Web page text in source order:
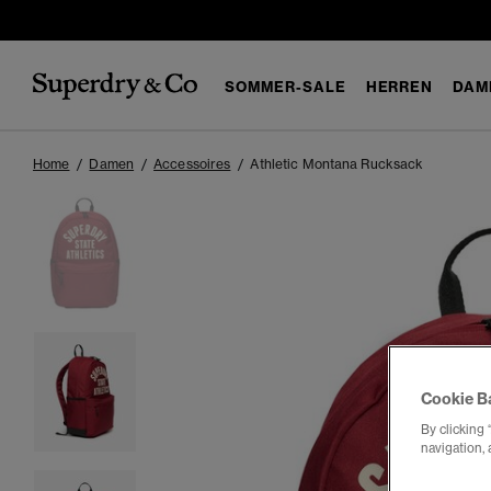
SOMMER-SALE HERREN
Home Damen Accessoires Athletic Montana Rucksack
Cookie
By clicking
navigation,